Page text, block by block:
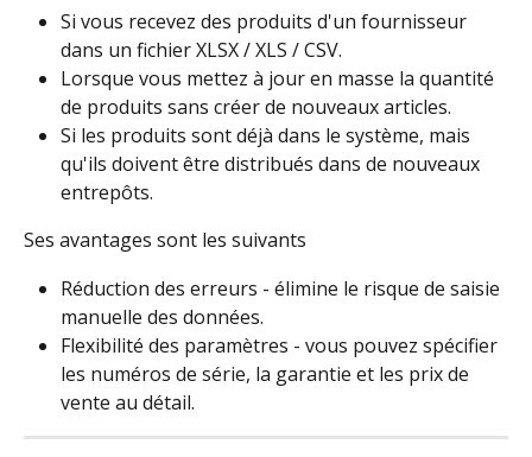
Si vous recevez des produits d'un fournisseur
dans un fichier XLSX / XLS / CSV.
Lorsque vous mettez à jour en masse la quantité
de produits sans créer de nouveaux articles.
Si les produits sont déjà dans le système, mais
qu'ils doivent être distribués dans de nouveaux
entrepôts.
Ses avantages sont les suivants
Réduction des erreurs - élimine le risque de saisie
manuelle des données.
Flexibilité des paramètres - vous pouvez spécifier
les numéros de série, la garantie et les prix de
vente au détail.